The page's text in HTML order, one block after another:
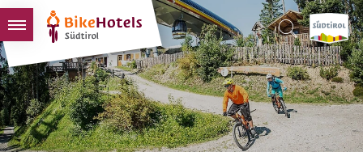
BIKEHOTELS
HOTELS & PACCHETTI
TOUR & TERRITORI